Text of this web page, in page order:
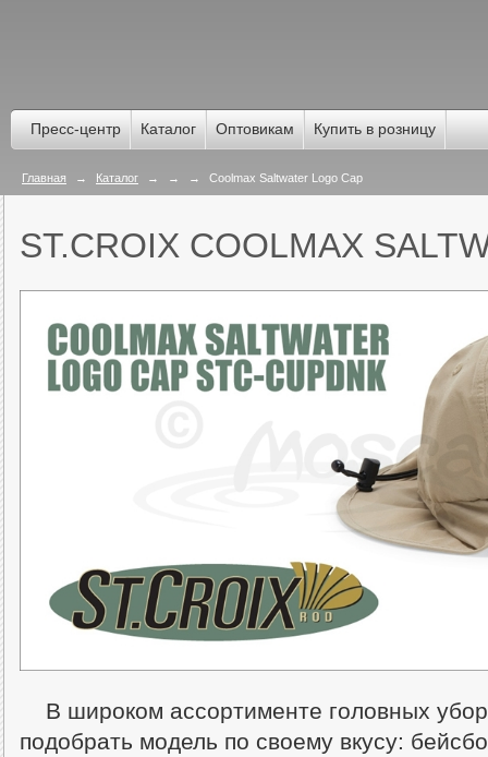
Пресс-центр Каталог Оптовикам Купить в розницу
Главная → Каталог → → → Coolmax Saltwater Logo Cap
ST.CROIX COOLMAX
В широком ассортименте головных
подобрать модель по своему вкусу: